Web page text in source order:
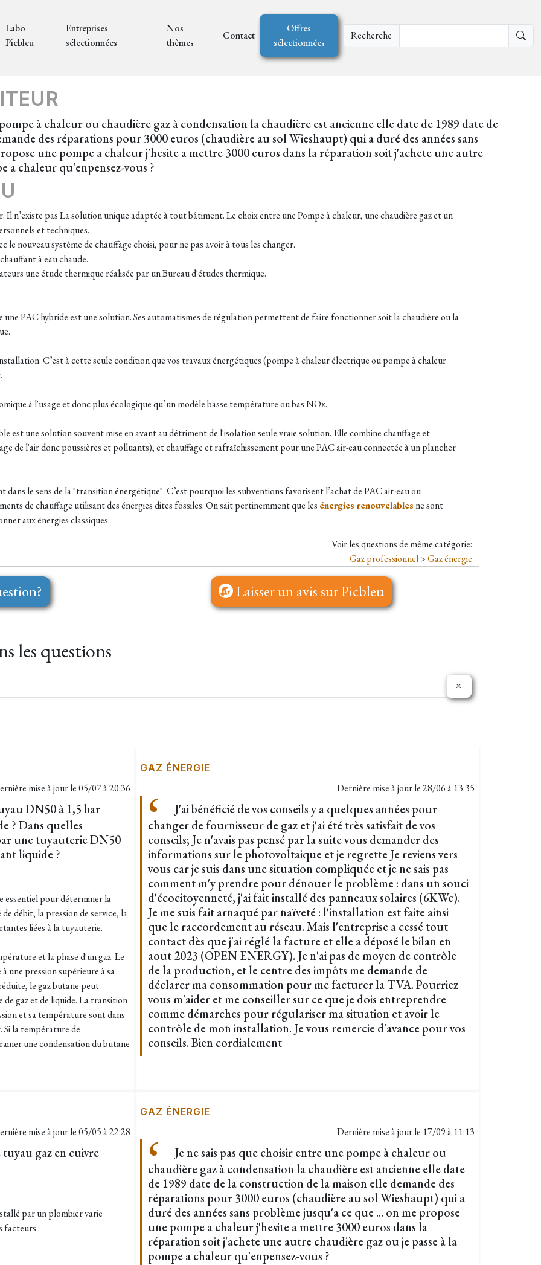
Labo
Picbleu
Entreprises
sélectionnées
Nos
thèmes
Contact
Offres
sélectionnées
Recherche
à chaleur ou chaudière gaz à condensation la chaudière est ancienne elle date de 1989 date de
des réparations pour 3000 euros (chaudière au sol Wieshaupt) qui a duré des années sans
une pompe a chaleur j'hesite a mettre 3000 euros dans la réparation soit j'achete une autre
a chaleur qu'enpensez-vous ?
n’existe pas La solution unique adaptée à tout bâtiment. Le choix entre une Pompe à chaleur, une chaudière gaz et un
et techniques.
nouveau système de chauffage choisi, pour ne pas avoir à tous les changer.
à eau chaude.
une étude thermique réalisée par un Bureau d'études thermique.
une PAC hybride est une solution. Ses automatismes de régulation permettent de faire fonctionner soit la chaudière ou la
C’est à cette seule condition que vos travaux énergétiques (pompe à chaleur électrique ou pompe à chaleur
à l'usage et donc plus écologique qu’un modèle basse température ou bas NOx.
est une solution souvent mise en avant au détriment de l'isolation seule vraie solution. Elle combine chauffage et
de l'air donc poussières et polluants), et chauffage et rafraîchissement pour une PAC air-eau connectée à un plancher
le sens de la "transition énergétique". C’est pourquoi les subventions favorisent l’achat de PAC air-eau ou
de chauffage utilisant des énergies dites fossiles. On sait pertinemment que les énergies renouvelables ne sont
aux énergies classiques.
Voir les questions de même catégorie:
Gaz professionnel>Gaz énergie
Laisser un avis sur Picbleu
les questions
mise à jour le05/07 à 20:36
DN50 à 1,5 bar
? Dans quelles
une tuyauterie DN50
liquide ?
essentiel pour déterminer la
débit, la pression de service, la
liées à la tuyauterie.
et la phase d'un gaz. Le
une pression supérieure à sa
le gaz butane peut
gaz et de liquide. La transition
et sa température sont dans
Si la température de
une condensation du butane
GAZ ÉNERGIE
Dernière mise à jour le28/06 à 13:35
J'ai bénéficié de vos conseils y a quelques années pour
changer de fournisseur de gaz et j'ai été très satisfait de vos
conseils; Je n'avais pas pensé par la suite vous demander des
informations sur le photovoltaique et je regrette Je reviens vers
vous car je suis dans une situation compliquée et je ne sais pas
comment m'y prendre pour dénouer le problème : dans un souci
d'écocitoyenneté, j'ai fait installé des panneaux solaires (6KWc).
Je me suis fait arnaqué par naïveté : l'installation est faite ainsi
que le raccordement au réseau. Mais l'entreprise a cessé tout
contact dès que j'ai réglé la facture et elle a déposé le bilan en
aout 2023 (OPEN ENERGY). Je n'ai pas de moyen de contrôle
de la production, et le centre des impôts me demande de
déclarer ma consommation pour me facturer la TVA. Pourriez
vous m'aider et me conseiller sur ce que je dois entreprendre
comme démarches pour régulariser ma situation et avoir le
contrôle de mon installation. Je vous remercie d'avance pour vos
conseils. Bien cordialement
mise à jour le05/05 à 22:28
gaz en cuivre
par un plombier varie
facteurs :
GAZ ÉNERGIE
Dernière mise à jour le 17/09 à 11:13
Je ne sais pas que choisir entre une pompe à chaleur ou
chaudière gaz à condensation la chaudière est ancienne elle date
de 1989 date de la construction de la maison elle demande des
réparations pour 3000 euros (chaudière au sol Wieshaupt) qui a
duré des années sans problème jusqu'a ce que ... on me propose
une pompe a chaleur j'hesite a mettre 3000 euros dans la
réparation soit j'achete une autre chaudière gaz ou je passe à la
pompe a chaleur qu'enpensez-vous ?